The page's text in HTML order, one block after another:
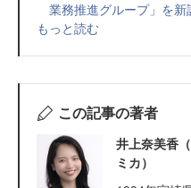
業務推進グループ」を
もっと読む
この記事の著者
井上奈美香
ミカ）